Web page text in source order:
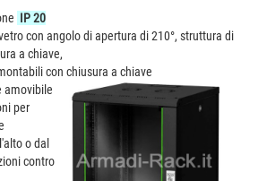
IP 20
con angolo di apertura di 210°, struttura di
a chiave,
con chiusura a chiave
amovibile
per
o dal
contro